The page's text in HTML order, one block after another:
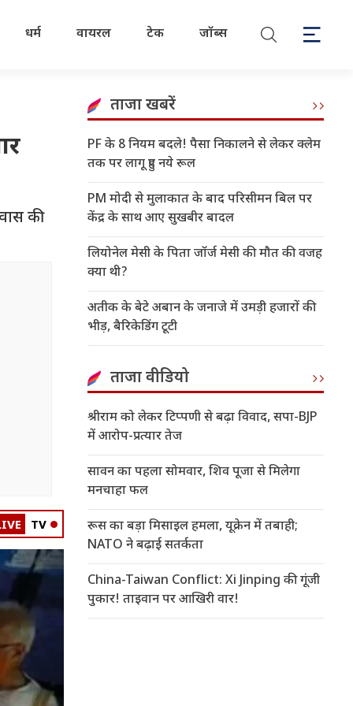
धर्म वायरल टेक जॉब्स
की
TV
ताजा खबरें
PF के 8 नियम बदले! पैसा निकालने से लेकर क्लेम
तक पर लागू हुए नये रूल
PM मोदी से मुलाकात के बाद परिसीमन बिल पर
केंद्र के साथ आए सुखबीर बादल
लियोनेल मेसी के पिता जॉर्ज मेसी की मौत की वजह
क्या थी?
अतीक के बेटे अबान के जनाजे में उमड़ी हजारों की
भीड़, बैरिकेडिंग टूटी
ताजा वीडियो
श्रीराम को लेकर टिप्पणी से बढ़ा विवाद, सपा-BJP
में आरोप-प्रत्यार तेज
सावन का पहला सोमवार, शिव पूजा से मिलेगा
मनचाहा फल
रूस का बड़ा मिसाइल हमला, यूक्रेन में तबाही;
NATO ने बढ़ाई सतर्कता
China-Taiwan Conflict: Xi Jinping की गूंजी
पुकार! ताइवान पर आखिरी वार!